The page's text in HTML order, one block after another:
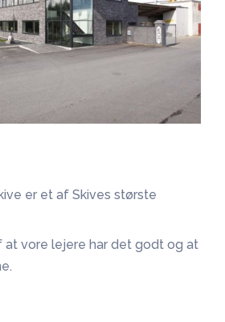
er et af Skives største
at vore lejere har det godt og at